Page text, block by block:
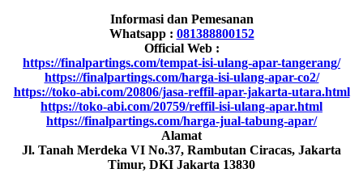
Informasi dan Pemesanan
Whatsapp : 081388800152
Official Web :
https://finalpartings.com/tempat-isi-ulang-apar-tangerang/
https://finalpartings.com/harga-isi-ulang-apar-co2/
https://toko-abi.com/20806/jasa-reffil-apar-jakarta-utara.html
https://toko-abi.com/20759/reffil-isi-ulang-apar.html
https://finalpartings.com/harga-jual-tabung-apar/
Alamat
Jl. Tanah Merdeka VI No.37, Rambutan Ciracas, Jakarta
Timur, DKI Jakarta 13830